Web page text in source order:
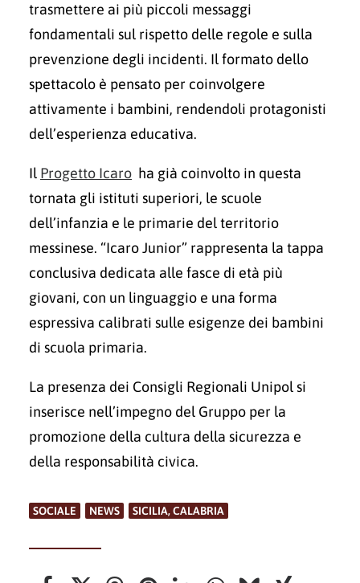
trasmettere ai più piccoli messaggi
fondamentali sul rispetto delle regole e sulla
prevenzione degli incidenti. Il formato dello
spettacolo è pensato per coinvolgere
attivamente i bambini, rendendoli protagonisti
dell’esperienza educativa.
Il Progetto Icaro ha già coinvolto in questa
tornata gli istituti superiori, le scuole
dell’infanzia e le primarie del territorio
messinese. “Icaro Junior” rappresenta la tappa
conclusiva dedicata alle fasce di età più
giovani, con un linguaggio e una forma
espressiva calibrati sulle esigenze dei bambini
di scuola primaria.
La presenza dei Consigli Regionali Unipol si
inserisce nell’impegno del Gruppo per la
promozione della cultura della sicurezza e
della responsabilità civica.
SOCIALE NEWS SICILIA, CALABRIA